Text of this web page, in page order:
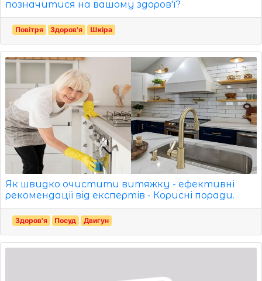
позначитися на вашому здоров'ї?
Повітря Здоров'я Шкіра
Як швидко очистити витяжку - ефективні
рекомендації від експертів - Корисні поради.
Здоров'я Посуд Двигун